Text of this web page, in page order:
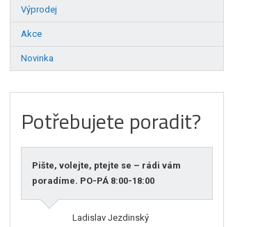
Výprodej
Akce
Novinka
Potřebujete poradit?
Pište, volejte, ptejte se – rádi vám
poradíme. PO-PÁ 8:00-18:00
Ladislav Jezdinský